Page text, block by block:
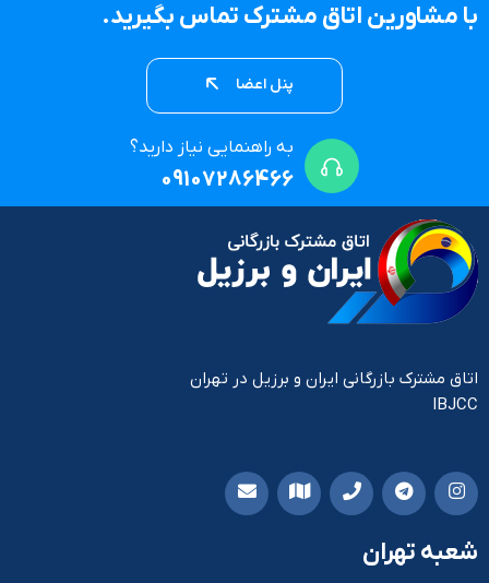
با مشاورین اتاق مشترک تماس بگیرید.
پنل اعضا
به راهنمایی نیاز دارید؟
09107286466
اتاق مشترک بازرگانی ایران و برزیل در تهران
IBJCC
شعبه تهران